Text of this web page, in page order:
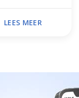
LEES MEER